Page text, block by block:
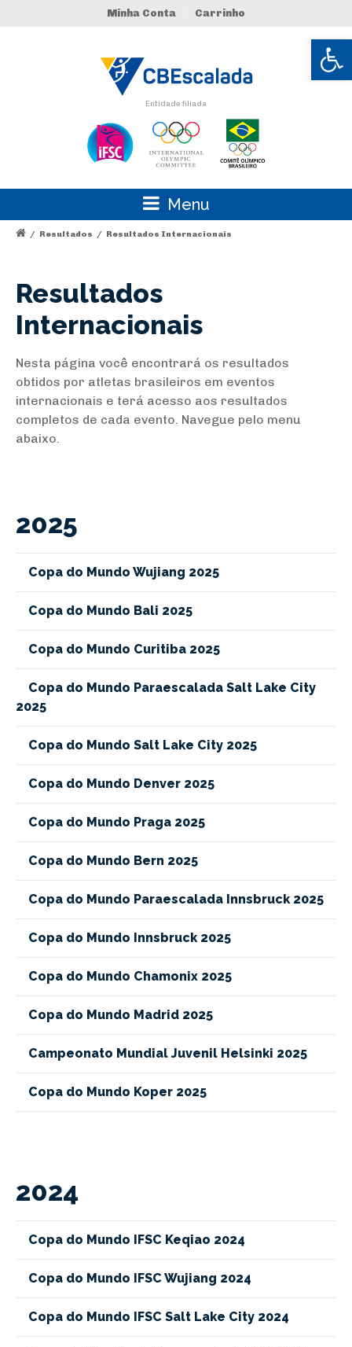
Abrir
Minha Conta Carrinho
Entidade filiada
Menu
/ Resultados / Resultados Internacionais
Resultados
Internacionais
Nesta página você encontrará os resultados
obtidos por atletas brasileiros em eventos
internacionais e terá acesso aos resultados
completos de cada evento. Navegue pelo menu
abaixo.
2025
Copa do Mundo Wujiang 2025
Copa do Mundo Bali 2025
Copa do Mundo Curitiba 2025
Copa do Mundo Paraescalada Salt Lake City
2025
Copa do Mundo Salt Lake City 2025
Copa do Mundo Denver 2025
Copa do Mundo Praga 2025
Copa do Mundo Bern 2025
Copa do Mundo Paraescalada Innsbruck 2025
Copa do Mundo Innsbruck 2025
Copa do Mundo Chamonix 2025
Copa do Mundo Madrid 2025
Campeonato Mundial Juvenil Helsinki 2025
Copa do Mundo Koper 2025
2024
Copa do Mundo IFSC Keqiao 2024
Copa do Mundo IFSC Wujiang 2024
Copa do Mundo IFSC Salt Lake City 2024